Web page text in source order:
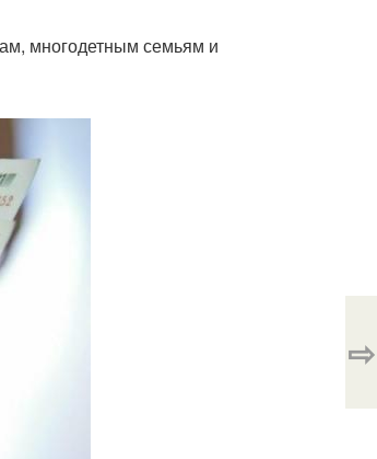
многодетным семьям и
⇨